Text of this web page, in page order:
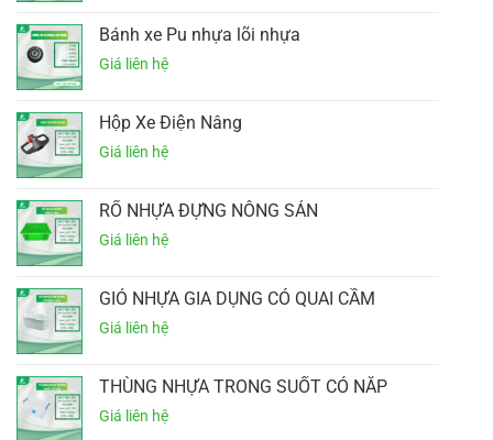
Bánh xe Pu nhựa lõi nhựa
Hộp Xe Điện Nâng
RỔ NHỰA ĐỰNG NÔNG SẢN
GIỎ NHỰA GIA DỤNG CÓ QUAI CẦM
THÙNG NHỰA TRONG SUỐT CÓ NẮP